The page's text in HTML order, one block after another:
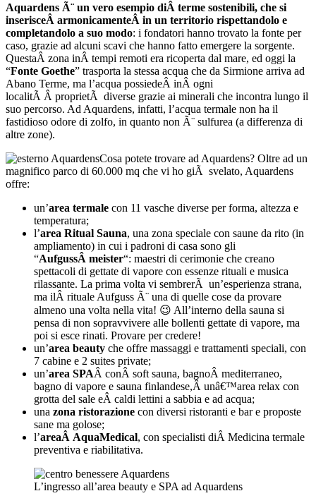
Aquardens Ã¨ un vero esempio diÂ terme sostenibili, che si
inserisceÂ armonicamenteÂ in un territorio rispettandolo e
completandolo a suo modo: i fondatori hanno trovato la fonte per
caso, grazie ad alcuni scavi che hanno fatto emergere la sorgente.
QuestaÂ zona inÂ tempi remoti era ricoperta dal mare, ed oggi la
“Fonte Goethe” trasporta la stessa acqua che da Sirmione arriva ad
Abano Terme, ma l’acqua possiedeÂ inÂ ogni
localitÃ Â proprietÃ diverse grazie ai minerali che incontra lungo il
suo percorso. Ad Aquardens, infatti, l’acqua termale non ha il
fastidioso odore di zolfo, in quanto non Ã¨ sulfurea (a differenza di
altre zone).
Cosa potete trovare ad Aquardens? Oltre ad un
magnifico parco di 60.000 mq che vi ho giÃ svelato, Aquardens
offre:
un’area termale con 11 vasche diverse per forma, altezza e
temperatura;
l’area Ritual Sauna, una zona speciale con saune da rito (in
ampliamento) in cui i padroni di casa sono gli
“AufgussÂ meister“: maestri di cerimonie che creano
spettacoli di gettate di vapore con essenze rituali e musica
rilassante. La prima volta vi sembrerÃ un’esperienza strana,
ma ilÂ rituale Aufguss Ã¨ una di quelle cose da provare
almeno una volta nella vita! 😉 All’interno della sauna si
pensa di non sopravvivere alle bollenti gettate di vapore, ma
poi si esce rinati. Provare per credere!
un’area beauty che offre massaggi e trattamenti speciali, con
7 cabine e 2 suites private;
un’area SPAÂ conÂ soft sauna, bagnoÂ mediterraneo,
bagno di vapore e sauna finlandese,Â unâ€™area relax con
grotta del sale eÂ caldi lettini a sabbia e ad acqua;
una zona ristorazione con diversi ristoranti e bar e proposte
sane ma golose;
l’areaÂ AquaMedical, con specialisti diÂ Medicina termale
preventiva e riabilitativa.
L’ingresso all’area beauty e SPA ad Aquardens